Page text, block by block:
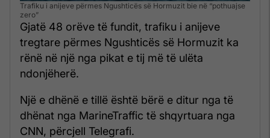
Trafiku i anijeve përmes Ngushticës së Hormuzit bie në “pothuajse
zero”
Gjatë 48 orëve të fundit, trafiku i anijeve
tregtare përmes Ngushticës së Hormuzit ka
rënë në një nga pikat e tij më të ulëta
ndonjëherë.
Një e dhënë e tillë është bërë e ditur nga të
dhënat nga MarineTraffic të shqyrtuara nga
CNN, përcjell Telegrafi.